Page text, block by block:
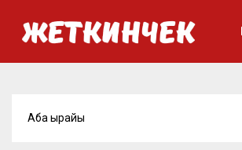
Аба ырайы